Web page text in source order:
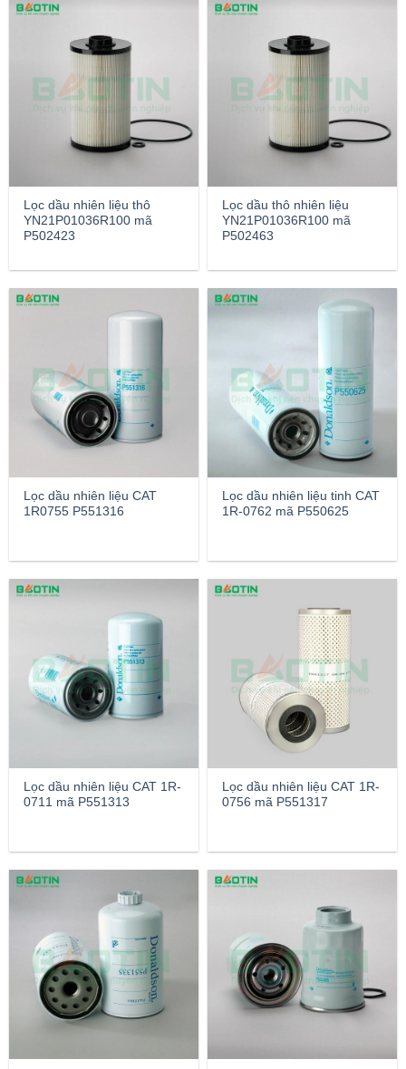
Lọc dầu nhiên liệu thô
YN21P01036R100 mã
P502423
Lọc dầu thô nhiên liệu
YN21P01036R100 mã
P502463
Lọc dầu nhiên liệu CAT
1R0755 P551316
Lọc dầu nhiên liệu tinh CAT
1R-0762 mã P550625
Lọc dầu nhiên liệu CAT 1R-
0711 mã P551313
Lọc dầu nhiên liệu CAT 1R-
0756 mã P551317